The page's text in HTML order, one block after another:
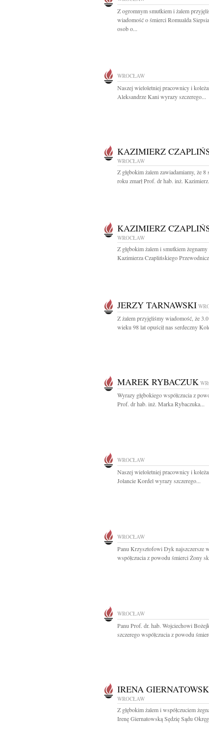
Z ogromnym smutkiem i żalem
wiadomość o śmierci Romualda
osob o...
WROCŁAW
Naszej wieloletniej pracownicy i
Aleksandrze Kani wyrazy szczerego...
KAZIMIERZ
WROCŁAW
Z głębokim żalem zawiadamiamy, że 8
roku zmarł Prof. dr hab. inż.
KAZIMIERZ
WROCŁAW
Z głębokim żalem i smutkiem
Kazimierza Czaplińskiego
JERZY TARNAWSKI
Z żalem przyjęliśmy wiadomość, że
wieku 98 lat opuścił nas serdeczny
MAREK RYBACZUK
Wyrazy głębokiego współczucia z
Prof. dr hab. inż. Marka Rybaczuka...
WROCŁAW
Naszej wieloletniej pracownicy i
Jolancie Kordel wyrazy szczerego...
WROCŁAW
Panu Krzysztofowi Dyk najszczersze
współczucia z powodu śmierci Żony
WROCŁAW
Panu Prof. dr. hab. Wojciechowi
szczerego współczucia z powodu
IRENA
WROCŁAW
Z głębokim żalem i współczuciem
Irenę Giernatowską Sędzię Sądu